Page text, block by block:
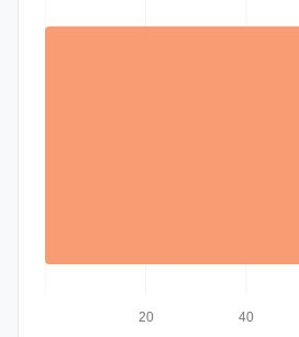
20 40